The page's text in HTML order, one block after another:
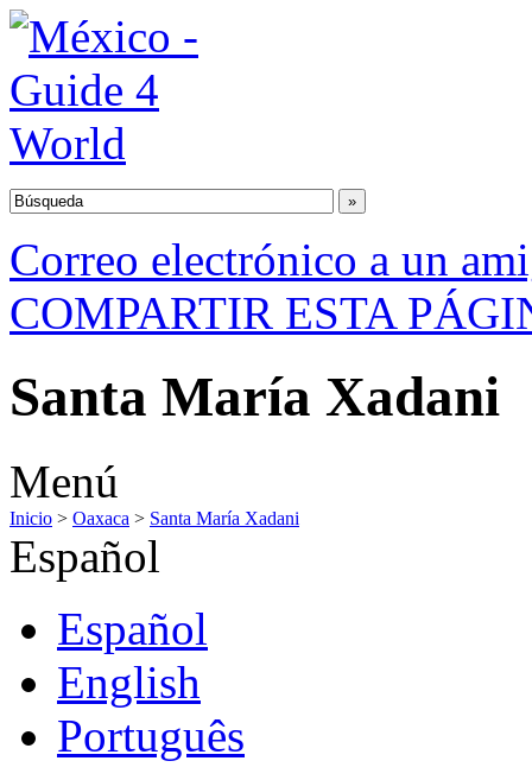
Correo electrónico a un
COMPARTIR ESTA
Santa María Xadani
Menú
Inicio > Oaxaca > Santa María Xadani
Español
Español
English
Português